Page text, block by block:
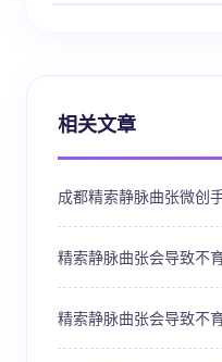
相关文章
成都精索静脉曲张微创
精索静脉曲张会导致不
精索静脉曲张会导致不